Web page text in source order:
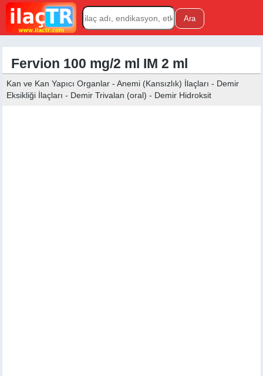
Fervion 100 mg/2 ml IM 2 ml
Kan ve Kan Yapıcı Organlar - Anemi (Kansızlık) İlaçları - Demir
Eksikliği İlaçları - Demir Trivalan (oral) - Demir Hidroksit